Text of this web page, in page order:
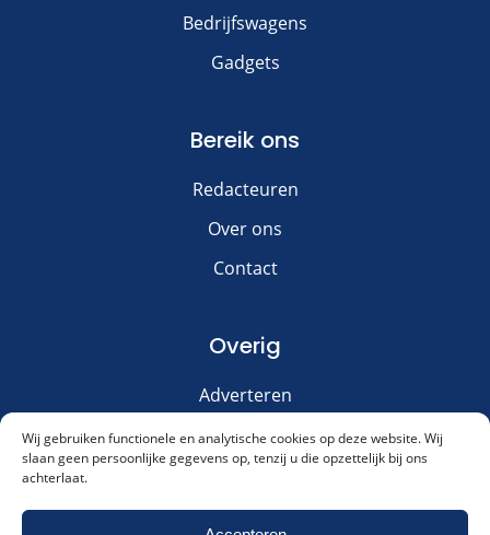
Wij gebruiken functionele en analytische cookies op deze website. Wij
slaan geen persoonlijke gegevens op, tenzij u die opzettelijk bij ons
achterlaat.
Bedrijfswagens
Gadgets
Bereik ons
Redacteuren
Over ons
Contact
Overig
Adverteren
Disclaimer
Privacy & Cookies
Meld je aan voor onze nieuwsbrief!